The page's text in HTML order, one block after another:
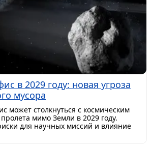
в 2029 году: новая угроза
мусора
может столкнуться с космическим
мимо Земли в 2029 году.
для научных миссий и влияние